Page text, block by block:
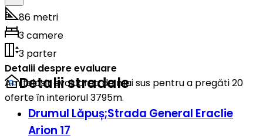
86 metri
3 camere
3 parter
Detalii despre evaluare
Am folosit evaluarea de mai sus pentru a pregăti 20
oferte în interiorul 3795m.
Detalii stradale
Drumul Lăpuș;Strada General Eraclie
Arion 17